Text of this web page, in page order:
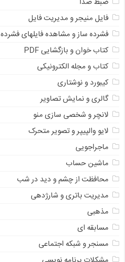
فایل منیجر و مدیریت فایل
فشرده ساز و مشاهده فایلهای فشرده
کتاب خوان و بازگشایی PDF
کتاب و مجله الکترونیکی
کیبورد و نوشتاری
گالری و نمایش تصاویر
لانچر و شخصی سازی منو
لایو والپیپر و تصویر متحرک
ماجراجویی
ماشین حساب
محافظت از چشم و دید در شب
مدیریت باتری و شارژدهی
مذهبی
مسابقه ای
مسنجر و شبکه اجتماعی